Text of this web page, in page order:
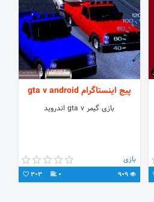
پیج اینستاگرام gta v android
بازی گیمر gta v اندروید
بازی
909
0
303